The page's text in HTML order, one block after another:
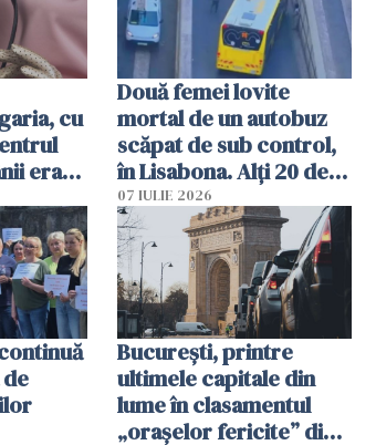
cu
erau
Două femei lovite
mortal de un autobuz
scăpat de sub control,
în Lisabona. Alți 20 de
oameni sunt răniți
07 IULIE 2026
București, printre
ultimele capitale din
lume în clasamentul
„orașelor fericite” din